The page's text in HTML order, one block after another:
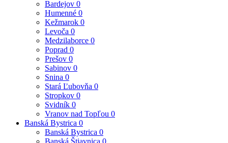
Bardejov 0
Humenné 0
Kežmarok 0
Levoča 0
Medzilaborce 0
Poprad 0
Prešov 0
Sabinov 0
Snina 0
Stará Ľubovňa 0
Stropkov 0
Svidník 0
Vranov nad Topľou 0
Banská Bystrica 0
Banská Bystrica 0
Banská Štiavnica 0